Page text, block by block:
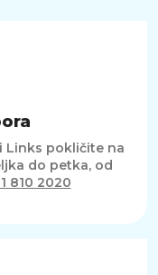
Links pokličite na
do petka, od
810 2020